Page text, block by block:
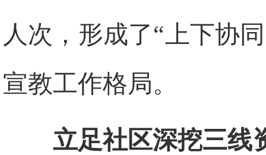
人次，形成了“上下协
宣教工作格局。
立足社区深挖三线